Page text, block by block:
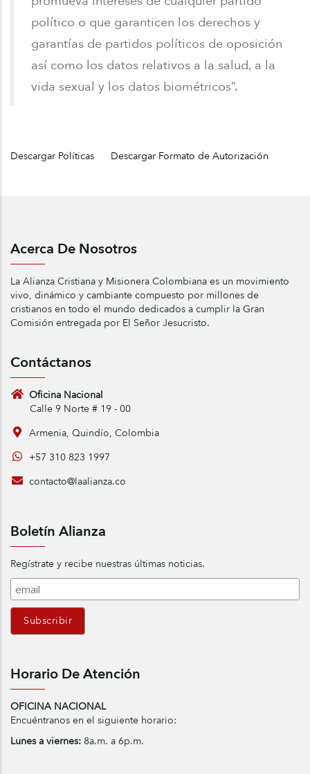
político o que garanticen los derechos y
garantías de partidos políticos de oposición
así como los datos relativos a la salud, a la
vida sexual y los datos biométricos”.
Descargar Políticas Descargar Formato de Autorización
Acerca De Nosotros
La Alianza Cristiana y Misionera Colombiana es un movimiento
vivo, dinámico y cambiante compuesto por millones de
cristianos en todo el mundo dedicados a cumplir la Gran
Comisión entregada por El Señor Jesucristo.
Contáctanos
Oficina Nacional
Calle 9 Norte # 19 - 00
Armenia, Quindío, Colombia
+57 310 823 1997
contacto@laalianza.co
Boletín Alianza
Regístrate y recibe nuestras últimas noticias.
Horario De Atención
OFICINA NACIONAL
Encuéntranos en el siguiente horario:
Lunes a viernes: 8a.m. a 6p.m.